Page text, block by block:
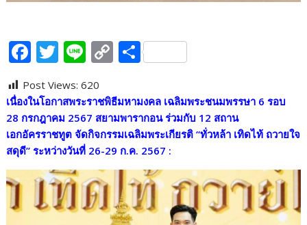
F
ac
e
b
o
o
k
T
w
itt
er
Li
n
e
C
o
p
y
Li
n
k
S
h
ar
e
Post Views: 620
เนื่องในโอกาสพระราชพิธีมหามงคล เฉลิมพระชนมพรรษา 6 รอบ
28 กรกฎาคม 2567 สยามพารากอน ร่วมกับ 12 สถาน
เอกอัครราชทูต จัดกิจกรรมเฉลิมพระเกียรติ “ทั่วหล้า เทิดไท้ ถวายใจ
สดุดี” ระหว่างวันที่ 26-29 ก.ค. 2567 :